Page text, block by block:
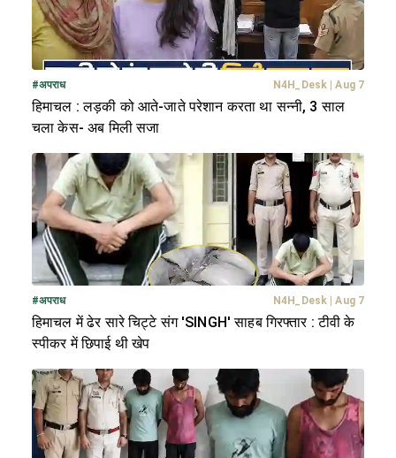
#अपराध N4H_Desk | Aug 7
हिमाचल : लड़की को आते-जाते परेशान करता था सन्नी, 3 साल
चला केस- अब मिली सजा
#अपराध N4H_Desk | Aug 7
हिमाचल में ढेर सारे चिट्टे संग 'SINGH' साहब गिरफ्तार : टीवी के
स्पीकर में छिपाई थी खेप